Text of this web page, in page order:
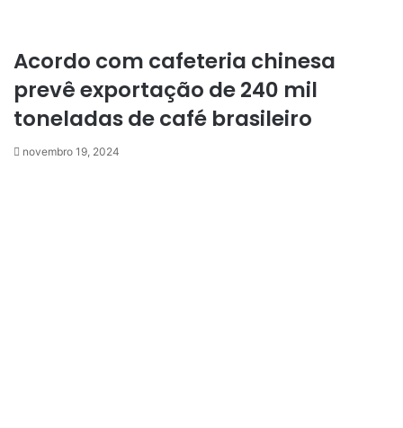
Acordo com cafeteria chinesa
prevê exportação de 240 mil
toneladas de café brasileiro
novembro 19, 2024